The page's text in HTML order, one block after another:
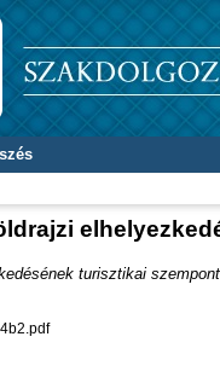
turisztikai